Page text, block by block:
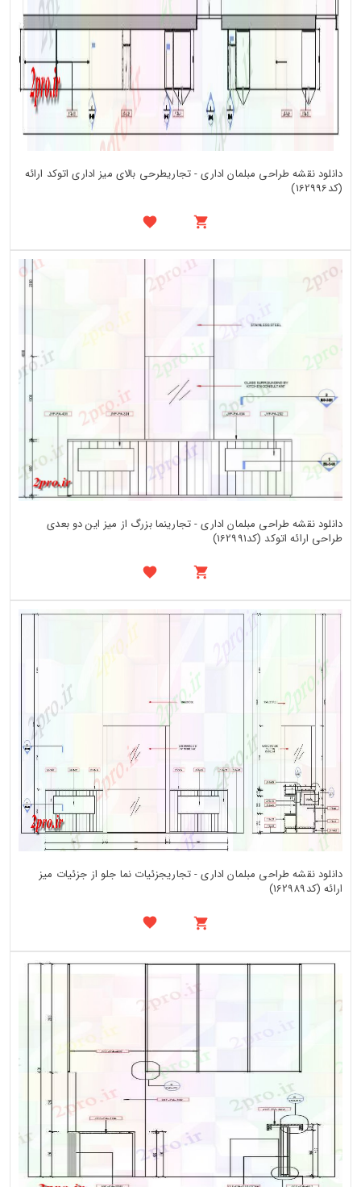
دانلود نقشه طراحی مبلمان اداری - تجاریطرحی بالای میز اداری اتوکد ارائه
(کد162996)
دانلود نقشه طراحی مبلمان اداری - تجارینما بزرگ از میز این دو بعدی
طراحی ارائه اتوکد (کد162991)
دانلود نقشه طراحی مبلمان اداری - تجاریجزئیات نما جلو از جزئیات میز
ارائه (کد162989)